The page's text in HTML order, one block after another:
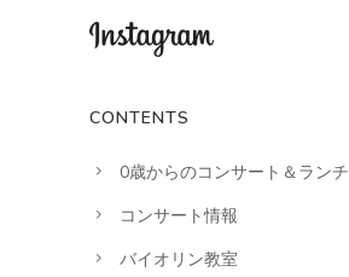
CONTENTS
0歳からのコンサート＆ランチ
コンサート情報
バイオリン教室